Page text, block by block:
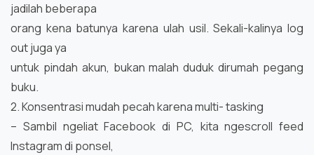
jadilah beberapa
orang kena batunya karena ulah usil. Sekali-kalinya log
out juga ya
untuk pindah akun, bukan malah duduk dirumah pegang
buku.
2. Konsentrasi mudah pecah karena multi- tasking
– Sambil ngeliat Facebook di PC, kita ngescroll feed
Instagram di ponsel,